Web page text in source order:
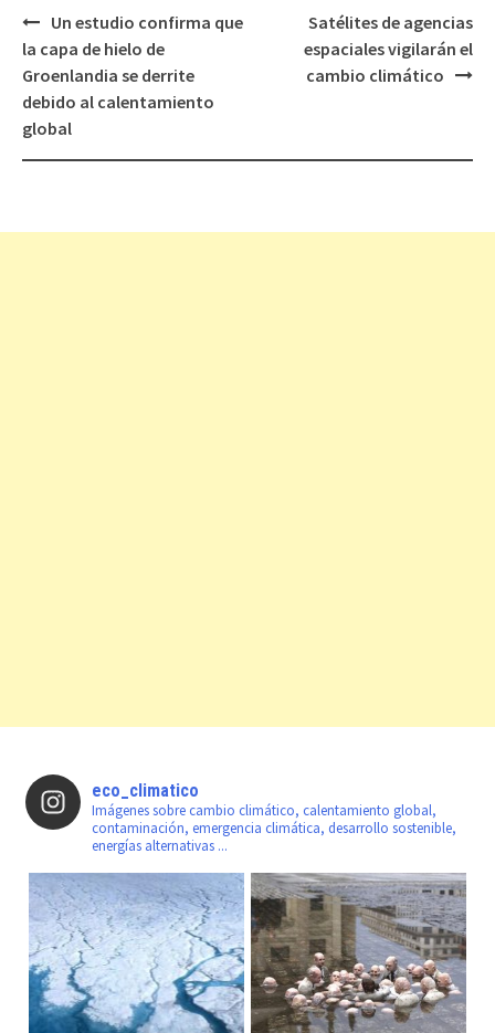
Navegación
de
entradas
Un estudio confirma que
la capa de hielo de
Groenlandia se derrite
debido al calentamiento
global
Satélites de agencias
espaciales vigilarán el
cambio climático
eco_climatico
Imágenes sobre cambio climático, calentamiento global,
contaminación, emergencia climática, desarrollo sostenible,
energías alternativas ...